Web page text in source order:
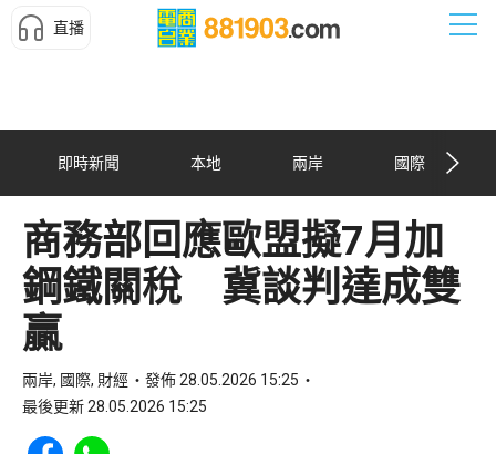
直播
即時新聞 本地 兩岸 國際
商務部回應歐盟擬7月加
鋼鐵關稅 冀談判達成雙
贏
兩岸, 國際, 財經
發佈 28.05.2026 15:25
最後更新 28.05.2026 15:25
Share to Facebook
Share to WhatsApp